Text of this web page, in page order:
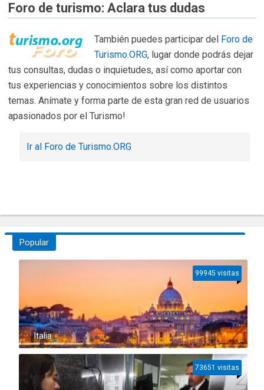
Foro de turismo: Aclara tus dudas
También puedes participar del Foro de
Turismo.ORG, lugar donde podrás dejar
tus consultas, dudas o inquietudes, así como aportar con
tus experiencias y conocimientos sobre los distintos
temas. Anímate y forma parte de esta gran red de usuarios
apasionados por el Turismo!
Ir al Foro de Turismo.ORG
Popular
Italia
99945 visitas
73651 visitas